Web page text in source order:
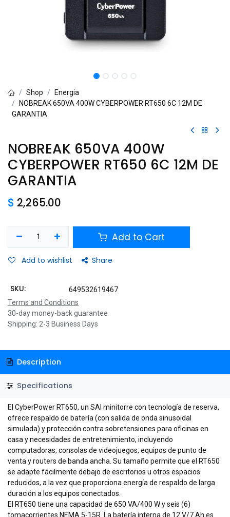
Shop
Energia
NOBREAK 650VA 400W CYBERPOWER RT650 6C 12M DE
GARANTIA
NOBREAK 650VA 400W
CYBERPOWER RT650 6C 12M DE
GARANTIA
$ 2,265.00
Add to Cart
Add to wishlist Share
SKU:
649532619467
Terms and Conditions
30-day money-back guarantee
Shipping: 2-3 Business Days
Description
Specifications
El CyberPower RT650, un SAI minitorre con tecnología de reserva,
ofrece respaldo de batería (con salida de onda sinusoidal
simulada) y protección contra sobretensiones para oficinas en
casa y necesidades de entretenimiento, incluyendo
computadoras, consolas de videojuegos, equipos de punto de
venta y routers de banda ancha. Su tamaño permite que el RT650
se adapte fácilmente debajo de escritorios u otros espacios
reducidos, a la vez que proporciona energía de respaldo de larga
duración a los equipos conectados.
El RT650 tiene una capacidad de 650 VA/400 W y seis (6)
tomacorrientes NEMA 5-15R. La batería interna de 12 V/7 Ah es